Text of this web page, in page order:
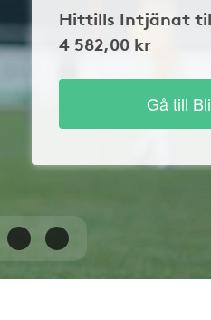
Hittills Intjänat
4 582,00 kr
Gå till